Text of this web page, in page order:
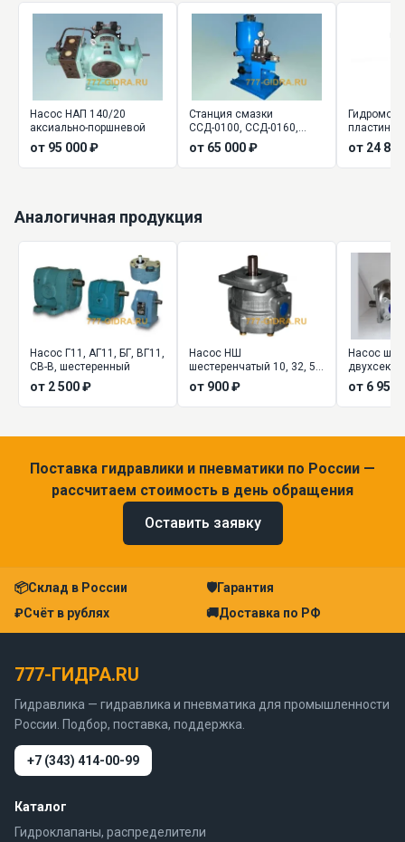
Насос НАП 140/20
аксиально-поршневой
от 95 000 ₽
Станция смазки
ССД-0100, ССД-0160,
ССД-0630
от 65 000 ₽ от 24
Аналогичная продукция
Насос Г11, АГ11, БГ, ВГ11,
СВ-В, шестеренный
от 2 500 ₽
Насос НШ
шестеренчатый 10, 32, 50,
100, 250 (шестеренный)
от 900 ₽
Насос
от 6 955
Поставка гидравлики и пневматики по России —
рассчитаем стоимость в день обращения
Оставить заявку
📦Склад в России 🛡Гарантия
₽Счёт в рублях 🚚Доставка по РФ
777-ГИДРА.RU
Гидравлика — гидравлика и пневматика для промышленности
России. Подбор, поставка, поддержка.
+7 (343) 414-00-99
Каталог
Гидроклапаны, распределители